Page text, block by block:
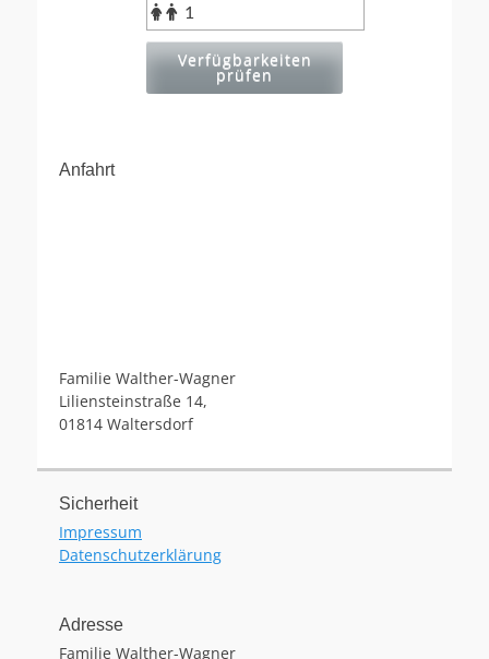
Verfügbarkeiten
prüfen
Anfahrt
Familie Walther-Wagner
Liliensteinstraße 14,
01814 Waltersdorf
Sicherheit
Impressum
Datenschutzerklärung
Adresse
Familie Walther-Wagner